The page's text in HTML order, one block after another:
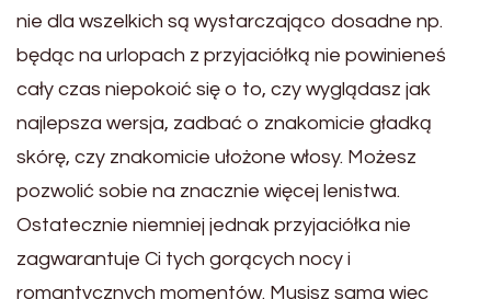
nie dla wszelkich są wystarczająco dosadne np.
będąc na urlopach z przyjaciółką nie powinieneś
cały czas niepokoić się o to, czy wyglądasz jak
najlepsza wersja, zadbać o znakomicie gładką
skórę, czy znakomicie ułożone włosy. Możesz
pozwolić sobie na znacznie więcej lenistwa.
Ostatecznie niemniej jednak przyjaciółka nie
zagwarantuje Ci tych gorących nocy i
romantycznych momentów. Musisz sama więc